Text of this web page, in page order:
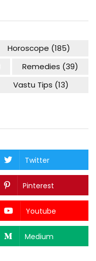
Horoscope (185)
Remedies (39)
Vastu Tips (13)
Twitter
Pinterest
Youtube
Medium